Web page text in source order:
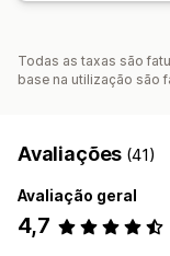
Todas as taxas são
base na utilização são
Avaliações (41)
Avaliação geral
4,7